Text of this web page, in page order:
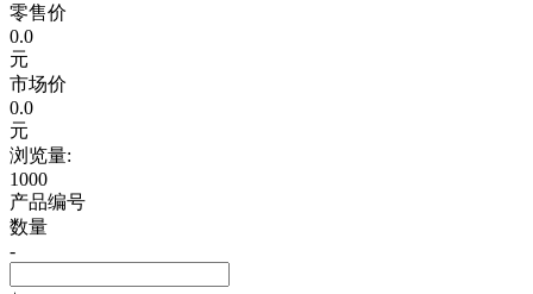
零售价
0.0
元
市场价
0.0
元
浏览量:
1000
产品编号
数量
-